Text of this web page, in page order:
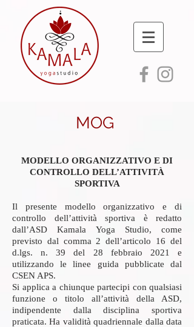
MOG
MODELLO ORGANIZZATIVO E DI
CONTROLLO DELL’ATTIVITÀ
SPORTIVA
Il presente modello organizzativo e di
controllo dell’attività sportiva è redatto
dall’ASD Kamala Yoga Studio, come
previsto dal comma 2 dell’articolo 16 del
d.lgs. n. 39 del 28 febbraio 2021 e
utilizzando le linee guida pubblicate dal
CSEN APS.
Si applica a chiunque partecipi con qualsiasi
funzione o titolo all’attività della ASD,
indipendente dalla disciplina sportiva
praticata. Ha validità quadriennale dalla data